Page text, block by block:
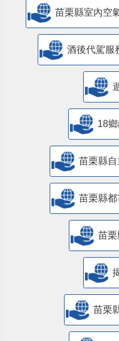
苗栗縣室內空
酒後代駕服
18
苗栗縣
苗栗縣
苗栗
苗栗